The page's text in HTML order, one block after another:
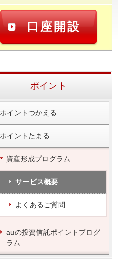
口座開設
ポイント
ポイントつかえる
ポイントたまる
資産形成プログラム
サービス概要
よくあるご質問
auの投資信託ポイントプログ
ラム